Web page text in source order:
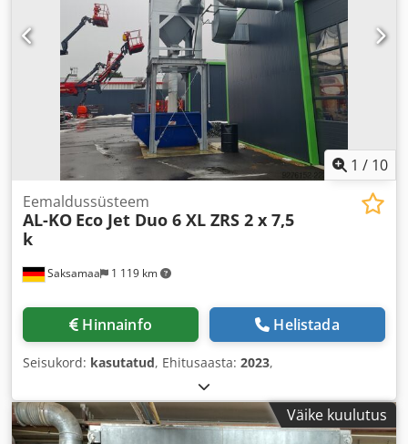
1 / 10
Saksamaa 1 119 km
Eemaldussüsteem
AL-KO Eco Jet Duo 6 XL ZRS 2 x 7,5
k
Hinnainfo Helistada
Seisukord: kasutatud, Ehitusaasta: 2023,
Väike kuulutus